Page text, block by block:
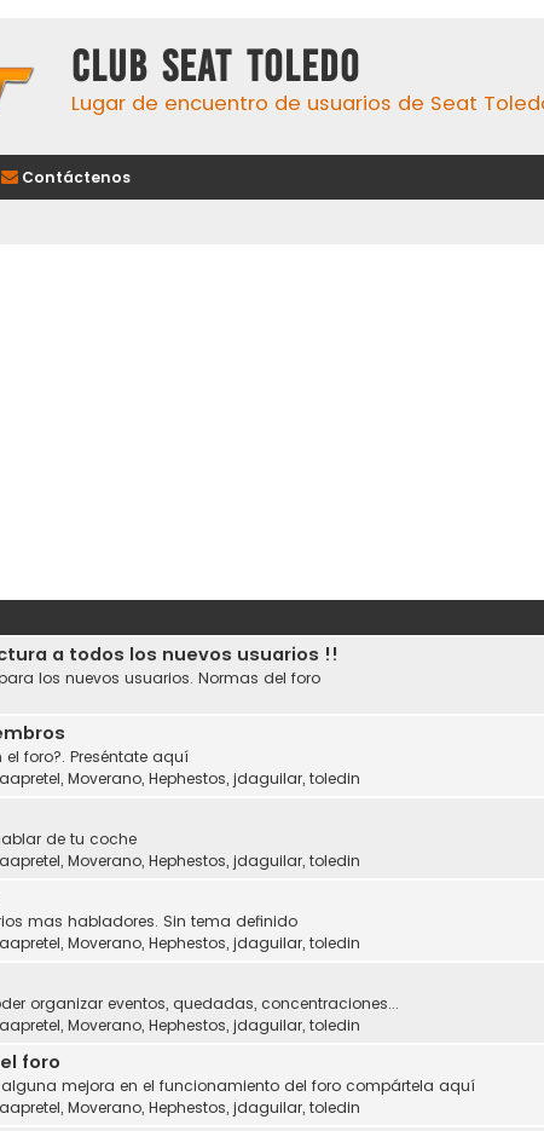
Club Seat Toledo
Lugar de encuentro de usuarios de Seat
Contáctenos
a todos los nuevos usuarios !!
los nuevos usuarios. Normas del foro
el foro?. Preséntate aquí
aapretel, Moverano, Hephestos, jdaguilar, toledin
de tu coche
aapretel, Moverano, Hephestos, jdaguilar, toledin
mas habladores. Sin tema definido
aapretel, Moverano, Hephestos, jdaguilar, toledin
organizar eventos, quedadas, concentraciones...
aapretel, Moverano, Hephestos, jdaguilar, toledin
foro
alguna mejora en el funcionamiento del foro compártela aquí
aapretel, Moverano, Hephestos, jdaguilar, toledin